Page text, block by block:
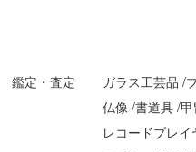
鑑定・査定 ガラス工芸品
仏像 書道具
レコードプレイ